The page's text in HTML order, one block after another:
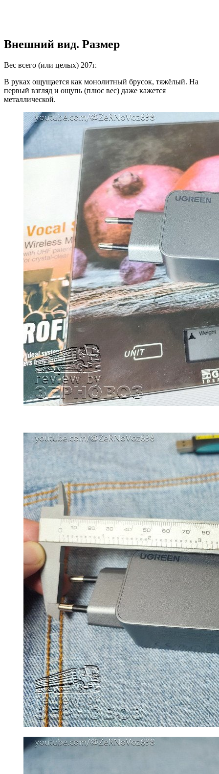
Внешний вид. Размер
Вес всего (или целых) 207г.
В руках ощущается как монолитный брусок, тяжёлый. На
первый взгляд и ощупь (плюс вес) даже кажется
металлической.